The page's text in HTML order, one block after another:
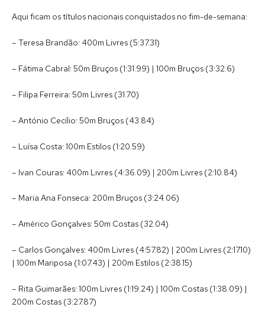
Aqui ficam os títulos nacionais conquistados no fim-de-semana:
– Teresa Brandão: 400m Livres (5:37.31)
– Fátima Cabral: 50m Bruços (1:31.99) | 100m Bruços (3:32.6)
– Filipa Ferreira: 50m Livres (31.70)
– António Cecílio: 50m Bruços (43.84)
– Luísa Costa: 100m Estilos (1:20.59)
– Ivan Couras: 400m Livres (4:36.09) | 200m Livres (2:10.84)
– Maria Ana Fonseca: 200m Bruços (3:24.06)
– Américo Gonçalves: 50m Costas (32.04)
– Carlos Gonçalves: 400m Livres (4:57.82) | 200m Livres (2:17.10)
| 100m Mariposa (1:07.43) | 200m Estilos (2:38.15)
– Rita Guimarães: 100m Livres (1:19.24) | 100m Costas (1:38.09) |
200m Costas (3:27.87)